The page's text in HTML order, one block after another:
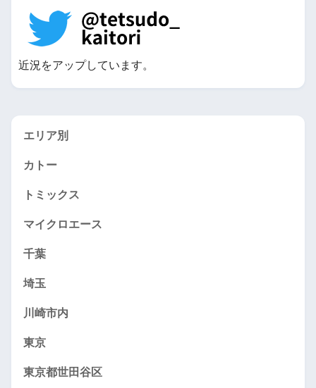
近況をアップしています。
エリア別
カトー
トミックス
マイクロエース
千葉
埼玉
川崎市内
東京
東京都世田谷区